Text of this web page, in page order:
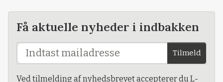
Få aktuelle nyheder i indbakken
Tilmeld
Ved tilmelding af nyhedsbrevet accepterer du L-